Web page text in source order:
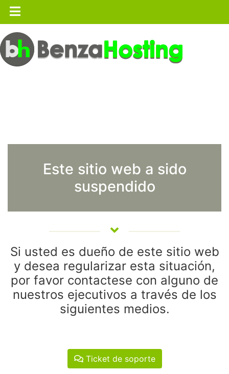
Este sitio web a sido
suspendido
Si usted es dueño de este sitio web
y desea regularizar esta situación,
por favor contactese con alguno de
nuestros ejecutivos a través de los
siguientes medios.
Ticket de soporte